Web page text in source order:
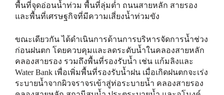
พื้นที่จุดอ่อนน้ำท่วม พื้นที่ลุ่มต่ำ ถนนสายหลัก สายรอง
และพื้นที่เศรษฐกิจที่มีความเสี่ยงน้ำท่วมขัง
ขณะเดียวกัน ได้ดำเนินการด้านการบริหารจัดการน้ำช่วง
ก่อนฝนตก โดยควบคุมและลดระดับน้ำในคลองสายหลัก
คลองสายรอง รวมถึงพื้นที่รองรับน้ำ เช่น แก้มลิงและ
Water Bank เพื่อเพิ่มพื้นที่รองรับน้ำฝน เมื่อเกิดฝนตกจะเร่ง
ระบายน้ำจากผิวจราจรเข้าสู่ท่อระบายน้ำ คลองสายรอง